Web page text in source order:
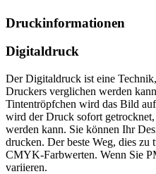
Druckinformationen
Digitaldruck
Der Digitaldruck ist eine
Druckers verglichen werden
Tintentröpfchen wird das Bild
wird der Druck sofort
werden kann. Sie können Ihr
drucken. Der beste Weg, dies zu
CMYK-Farbwerten. Wenn Sie
variieren.